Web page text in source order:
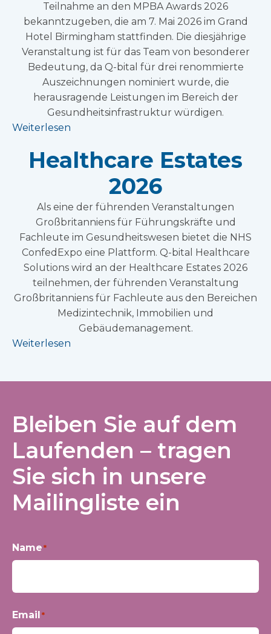
Teilnahme an den MPBA Awards 2026
bekanntzugeben, die am 7. Mai 2026 im Grand
Hotel Birmingham stattfinden. Die diesjährige
Veranstaltung ist für das Team von besonderer
Bedeutung, da Q-bital für drei renommierte
Auszeichnungen nominiert wurde, die
herausragende Leistungen im Bereich der
Gesundheitsinfrastruktur würdigen.
Weiterlesen
Healthcare Estates
2026
Als eine der führenden Veranstaltungen
Großbritanniens für Führungskräfte und
Fachleute im Gesundheitswesen bietet die NHS
ConfedExpo eine Plattform. Q-bital Healthcare
Solutions wird an der Healthcare Estates 2026
teilnehmen, der führenden Veranstaltung
Großbritanniens für Fachleute aus den Bereichen
Medizintechnik, Immobilien und
Gebäudemanagement.
Weiterlesen
Bleiben Sie auf dem
Laufenden – tragen
Sie sich in unsere
Mailingliste ein
Name*
Email *